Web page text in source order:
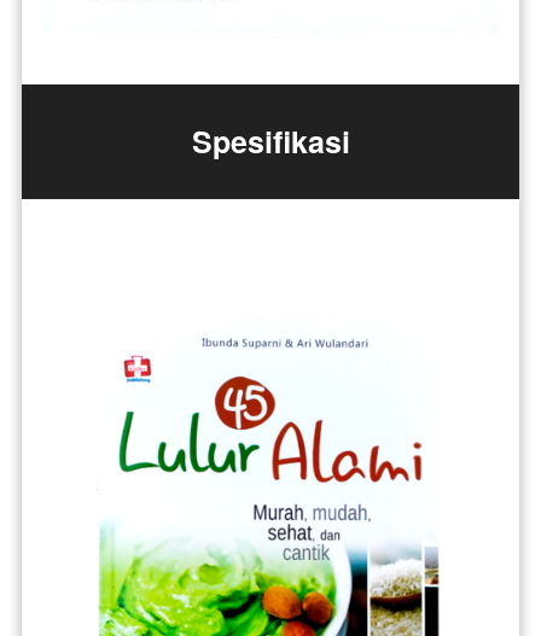
Spesifikasi